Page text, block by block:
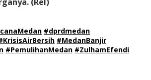
#dprdmedan
#MedanBanjir
#PemulihanMedan #ZulhamEfendi